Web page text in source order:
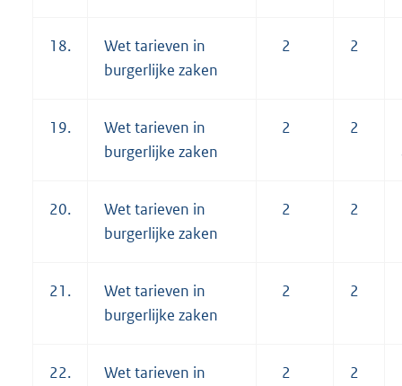
18.
Wet tarieven in
burgerlijke zaken
2 2
19.
Wet tarieven in
burgerlijke zaken
2 2
20.
Wet tarieven in
burgerlijke zaken
2 2
21.
Wet tarieven in
burgerlijke zaken
2 2
22.
Wet tarieven in
2 2